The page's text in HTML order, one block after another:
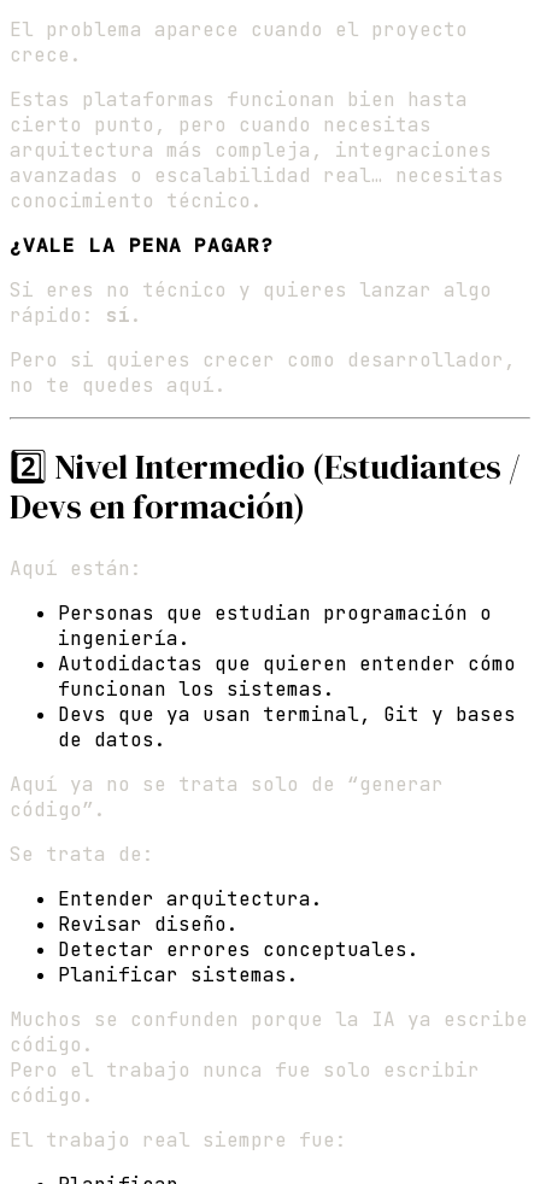
El problema aparece cuando el proyecto
crece.
Estas plataformas funcionan bien hasta
cierto punto, pero cuando necesitas
arquitectura más compleja, integraciones
avanzadas o escalabilidad real… necesitas
conocimiento técnico.
¿VALE LA PENA PAGAR?
Si eres no técnico y quieres lanzar algo
rápido: sí.
Pero si quieres crecer como desarrollador,
no te quedes aquí.
2️⃣ Nivel Intermedio (Estudiantes /
Devs en formación)
Aquí están:
Personas que estudian programación o
ingeniería.
Autodidactas que quieren entender cómo
funcionan los sistemas.
Devs que ya usan terminal, Git y bases
de datos.
Aquí ya no se trata solo de “generar
código”.
Se trata de:
Entender arquitectura.
Revisar diseño.
Detectar errores conceptuales.
Planificar sistemas.
Muchos se confunden porque la IA ya escribe
código.
Pero el trabajo nunca fue solo escribir
código.
El trabajo real siempre fue: